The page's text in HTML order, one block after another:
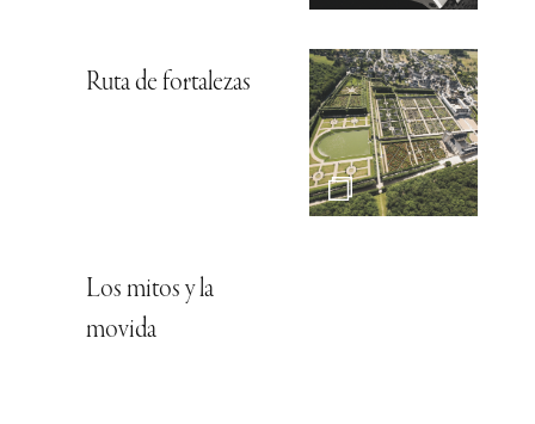
Ruta de fortalezas
Los mitos y la
movida